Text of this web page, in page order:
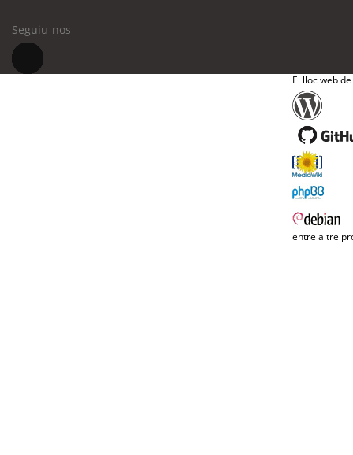
Seguiu-nos
El lloc web
entre altre